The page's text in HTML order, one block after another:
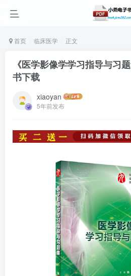
首页 临床医学 正文
《医学影像学学习指导与习
书下载
xiaoyan
5年前发布